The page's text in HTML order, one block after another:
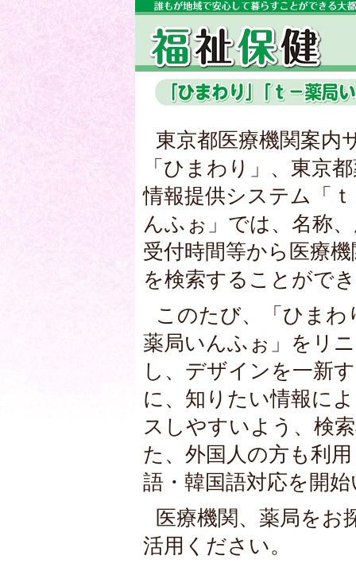
東京都医療機関案内
「ひまわり」、東京
情報提供システム「
んふぉ」では、名称
受付時間等から医療
を検索することがで
このたび、「ひまわ
薬局いんふぉ」をリ
し、デザインを一新
に、知りたい情報に
スしやすいよう、検
た、外国人の方も利
語・韓国語対応を開
医療機関、薬局をお
活用ください。